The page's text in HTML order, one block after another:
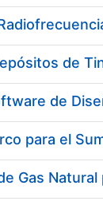
de
de